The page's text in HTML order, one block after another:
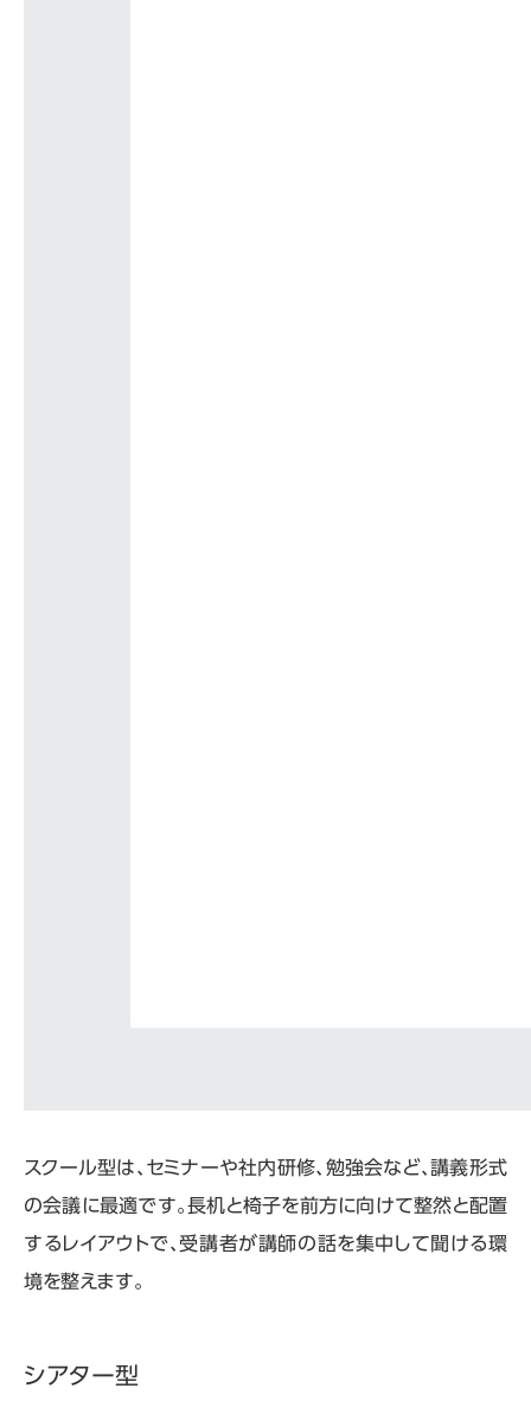
スクール型は、セミナーや社内研修、勉強会など、講義形式
の会議に最適です。長机と椅子を前方に向けて整然と配置
するレイアウトで、受講者が講師の話を集中して聞ける環
境を整えます。
シアター型